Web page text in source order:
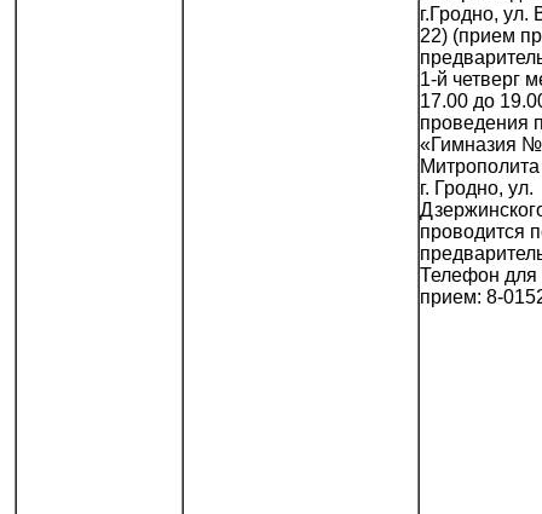
г.Гродно, ул.
22) (прием
1-й четверг
17.00 до
проведения
«Гимназия
г. Гродно, ул.
проводится
Телефон для
прием: 8-